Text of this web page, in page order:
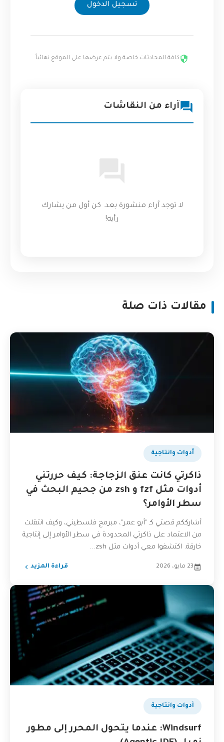
تسجيل الدخول
كافة المحادثات خاصة ولا يتم عرضها على الموقع نهائياً
آراء من النقاشات
لا توجد آراء منشورة بعد. كن أول من يشارك
رأيه!
مقالات ذات صلة
أدوات وانتاجية
ذاكرتي كانت عنق الزجاجة: كيف حررتني
أدوات مثل fzf و zsh من جحيم البحث في
سطر الأوامر؟
أشارككم قصتي كـ "أبو عمر"، مبرمج فلسطيني، وكيف انتقلت
من الاعتماد على ذاكرتي المحدودة في سطر الأوامر إلى إنتاجية
خارقة. اكتشفوا معي أدوات مثل zsh...
23 مايو، 2026 قراءة المزيد
بودكاست
أدوات وانتاجية
Windsurf: عندما يتحول المحرر إلى مطور